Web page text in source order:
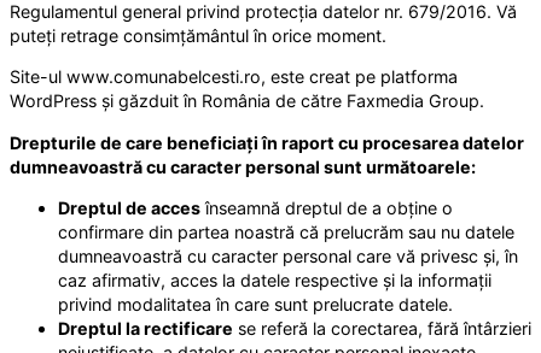
Regulamentul general privind protecția datelor nr. 679/2016. Vă
puteți retrage consimțământul în orice moment.
Site-ul www.comunabelcesti.ro, este creat pe platforma
WordPress și găzduit în România de către Faxmedia Group.
Drepturile de care beneficiați în raport cu procesarea datelor
dumneavoastră cu caracter personal sunt următoarele:
Dreptul de accesînseamnă dreptul de a obține o
confirmare din partea noastră că prelucrăm sau nu datele
dumneavoastră cu caracter personal care vă privesc și, în
caz afirmativ, acces la datele respective și la informații
privind modalitatea în care sunt prelucrate datele.
Dreptul la rectificare se referă la corectarea, fără întârzieri